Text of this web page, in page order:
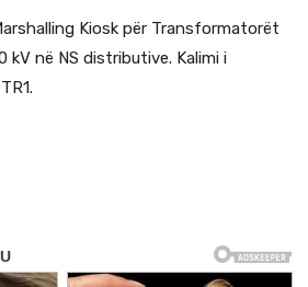
Kiosk për Transformatorët
kV në NS distributive. Kalimi i